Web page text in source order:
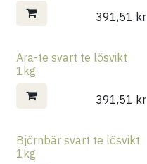
391,51 kr
Ara-te svart te lösvikt
1kg
391,51 kr
Björnbär svart te lösvikt
1kg